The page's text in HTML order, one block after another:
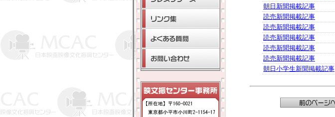
朝日新聞掲載記事
読売新聞掲載記事
読売新聞掲載記事
読売新聞掲載記事
読売新聞掲載記事
読売新聞掲載記事
朝日小学生新聞掲載記事